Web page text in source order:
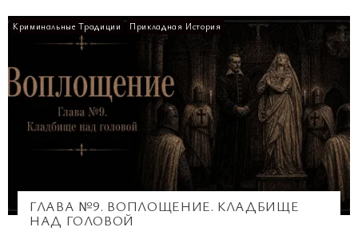
Криминальные Традиции Прикладная История
ГЛАВА №9. ВОПЛОЩЕНИЕ. КЛАДБИЩЕ
НАД ГОЛОВОЙ